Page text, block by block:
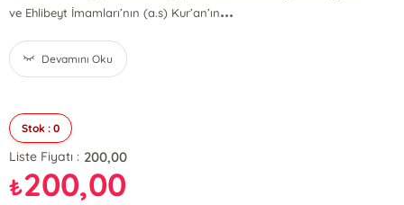
ve Ehlibeyt İmamları’nın (a.s) Kur’an’ın...
Devamını Oku
Stok : 0
Liste Fiyatı : 200,00
₺200,00